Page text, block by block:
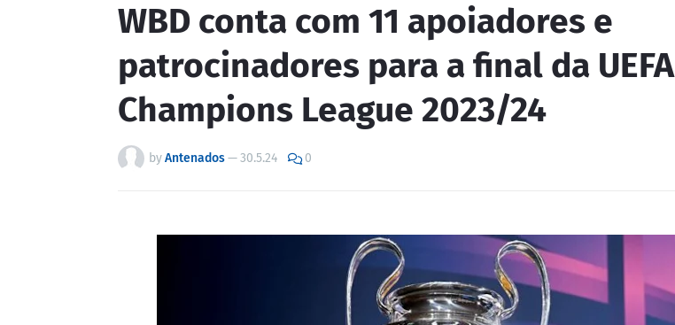
WBD conta com 11 apoiadores e
patrocinadores para a final da UEFA
Champions League 2023/24
byAntenados—30.5.24 0